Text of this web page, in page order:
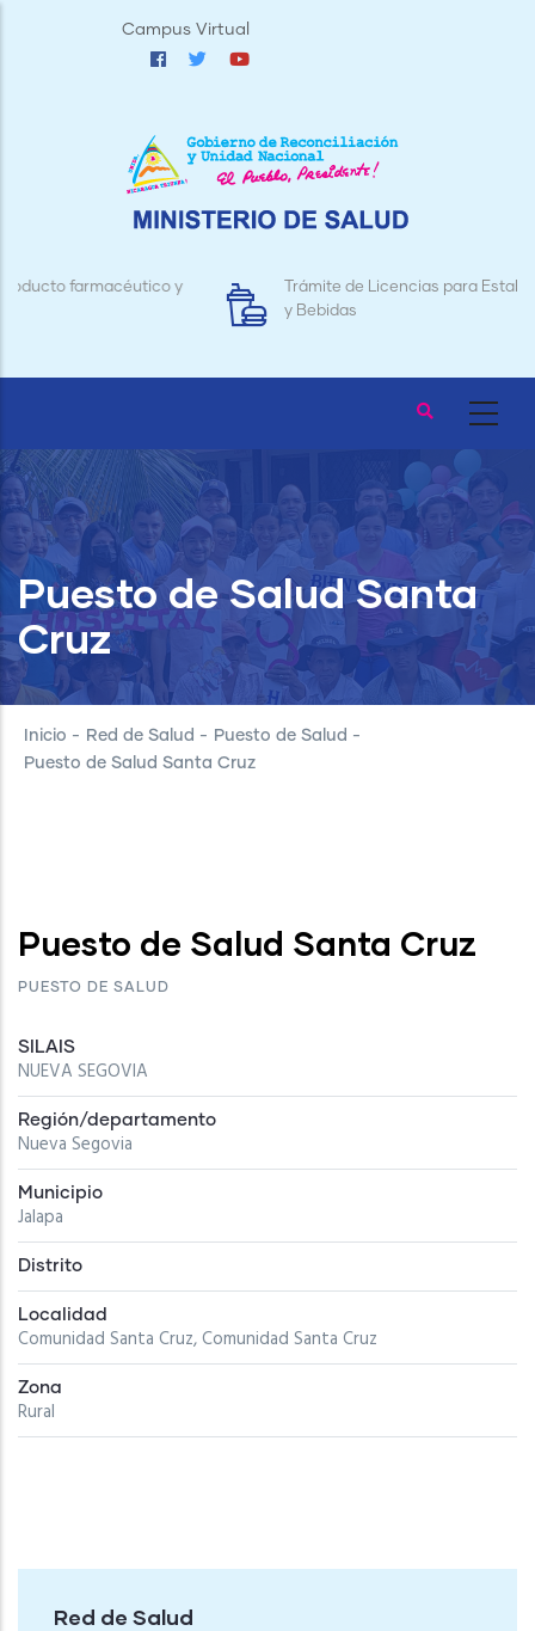
Campus Virtual
Trámite de Licencias para Establecimientos de Alimentos
Puesto de Salud Santa
Cruz
Inicio - Red de Salud - Puesto de Salud -
Puesto de Salud Santa Cruz
Puesto de Salud Santa Cruz
PUESTO DE SALUD
SILAIS
NUEVA SEGOVIA
Región/departamento
Nueva Segovia
Municipio
Jalapa
Distrito
Localidad
Comunidad Santa Cruz, Comunidad Santa Cruz
Zona
Rural
Red de Salud